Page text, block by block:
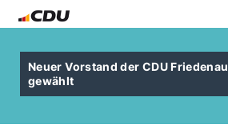
Neuer Vorstand der CDU Friedenau
gewählt